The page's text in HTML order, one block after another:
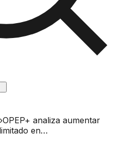
›OPEP+ analiza aumentar
en…